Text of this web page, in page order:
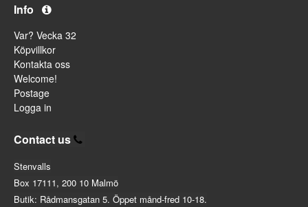
Info
Var? Vecka 32
Köpvillkor
Kontakta oss
Welcome!
Postage
Logga in
Contact us
Stenvalls
Box 17111, 200 10 Malmö
Butik: Rådmansgatan 5. Öppet månd-fred 10-18.